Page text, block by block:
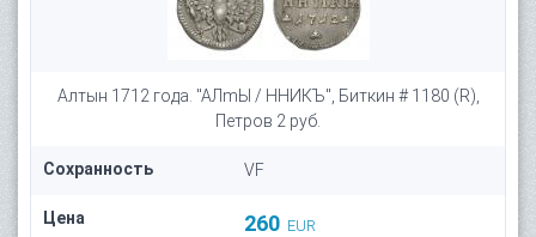
Алтын 1712 года. "АЛmЫ / ННИКЪ", Биткин # 1180 (R),
Петров 2 руб.
Сохранность VF
Цена 260 EUR